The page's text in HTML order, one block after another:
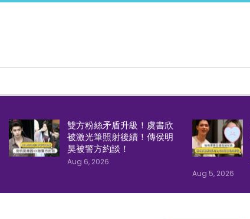
雙方粉絲矛盾升級！虞書欣
被激光筆照射後續！傳侯明
昊被警方約談！
Aug 6, 2026
Aug 5, 2026